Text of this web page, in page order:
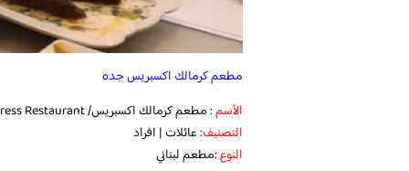
مطعم كرمالك اكسبريس جده
الأسم: مطعم كرمالك اكسبريس/ Karmalik Express Restaurant
التصنيف: عائلات | افراد
النوع:مطعم لبناني